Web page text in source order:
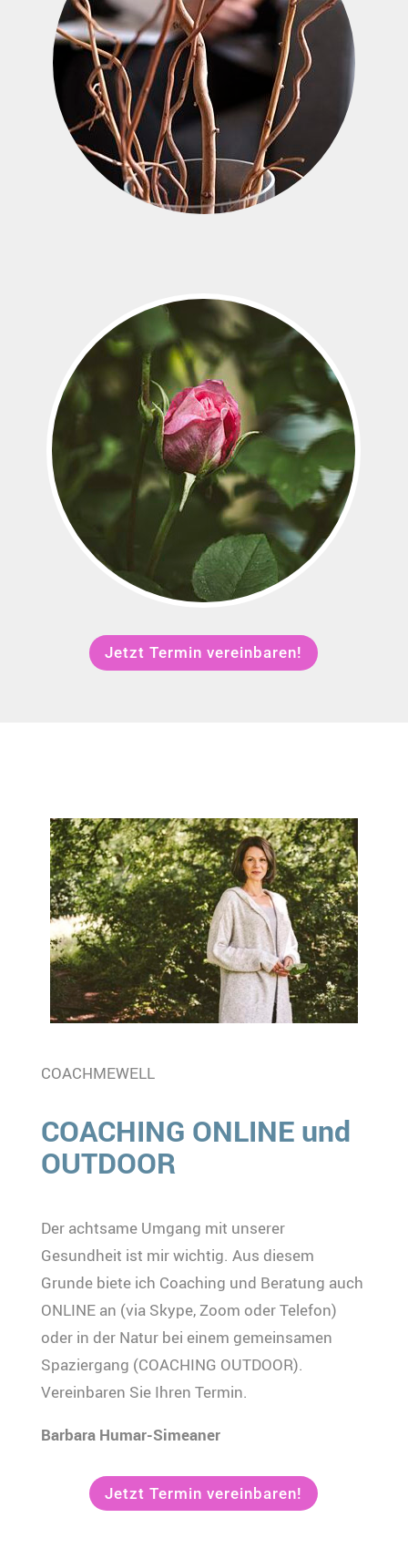
Jetzt Termin vereinbaren!
COACHMEWELL
COACHING ONLINE und
OUTDOOR
Der achtsame Umgang mit unserer
Gesundheit ist mir wichtig. Aus diesem
Grunde biete ich Coaching und Beratung auch
ONLINE an (via Skype, Zoom oder Telefon)
oder in der Natur bei einem gemeinsamen
Spaziergang (COACHING OUTDOOR).
Vereinbaren Sie Ihren Termin.
Barbara Humar-Simeaner
Jetzt Termin vereinbaren!